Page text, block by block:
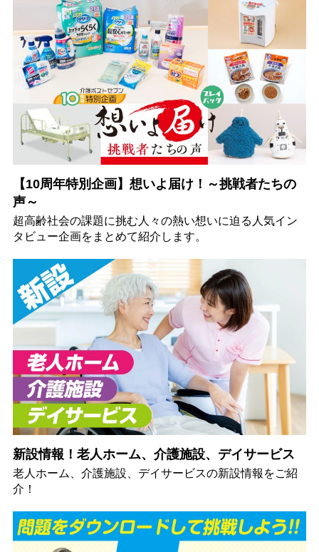
【10周年特別企画】想いよ届け！～挑戦者たちの
声～
超高齢社会の課題に挑む人々の熱い想いに迫る人気イン
タビュー企画をまとめて紹介します。
新設情報！老人ホーム、介護施設、デイサービス
老人ホーム、介護施設、デイサービスの新設情報をご紹
介！